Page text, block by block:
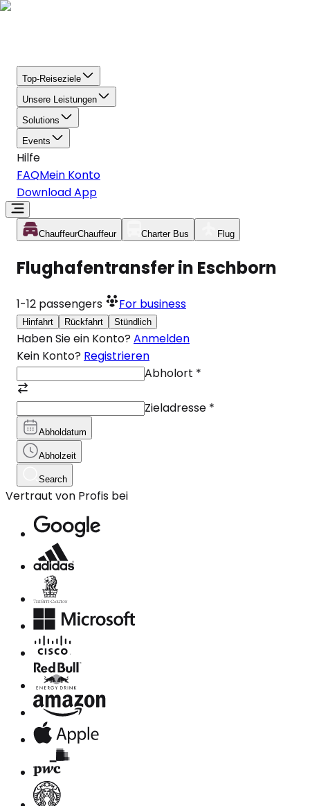
Top-Reiseziele
Unsere Leistungen
Solutions
Events
Hilfe
FAQMein Konto
Download App
ChauffeurChauffeur Charter Bus Flug
Flughafentransfer in Eschborn
1-12 passengers For business
Hinfahrt Rückfahrt Stündlich
Haben Sie ein Konto? Anmelden
Kein Konto? Registrieren
Abholort *
Zieladresse *
Abholdatum
Abholzeit
Search
Vertraut von Profis bei